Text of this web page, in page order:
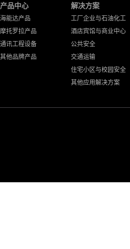
产品中心
海能达产品
摩托罗拉产品
通讯工程设备
其他品牌产品
解决方案
工厂企业与石油化工
酒店宾馆与商业中心
公共安全
交通运输
住宅小区与校园安全
其他应用解决方案